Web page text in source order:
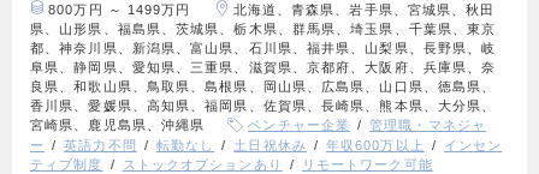
800万円 ～ 1499万円
北海道、青森県、岩手県、宮城県、秋田
県、山形県、福島県、茨城県、栃木県、群馬県、埼玉県、千葉県、東京
都、神奈川県、新潟県、富山県、石川県、福井県、山梨県、長野県、岐
阜県、静岡県、愛知県、三重県、滋賀県、京都府、大阪府、兵庫県、奈
良県、和歌山県、鳥取県、島根県、岡山県、広島県、山口県、徳島県、
香川県、愛媛県、高知県、福岡県、佐賀県、長崎県、熊本県、大分県、
宮崎県、鹿児島県、沖縄県
ベンチャー企業
管理職・マネジャ
ー
英語力不問 転勤なし 土日祝休み 年収600万以上
インセン
ティブ制度
ストックオプションあり リモートワーク可能